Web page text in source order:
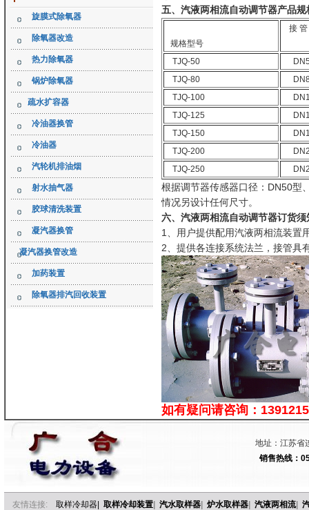
旋膜式除氧器
除氧器改造
热力除氧器
锅炉除氧器
疏水扩容器
冷油器换管
冷油器
汽轮机排油烟
射水抽气器
胶球清洗装置
凝汽器换管
凝汽器换管改造
加药装置
除氧器排汽回收装置
五、汽液两相流自动调节器产品规
规格型号
接 管
TJQ-50
TJQ-80
TJQ-100
TJQ-125
TJQ-150
TJQ-200
TJQ-250
根据调节器传感器口径：DN50型
情况另设计任何尺寸。
六、汽液两相流自动调节器订货须
1、用户提供配用汽液两相流装置
2、提供各连接系统法兰，接管具
如有疑问请咨询：
地址：江苏省
销售热线：
友情连接: 取样冷却器 取样冷却装置 汽水取样器 炉水取样器 汽液两相流|